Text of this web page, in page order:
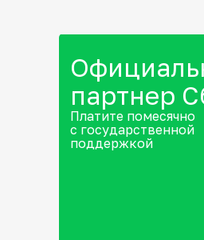
партнер
Платите помесячно
с государственной
поддержкой